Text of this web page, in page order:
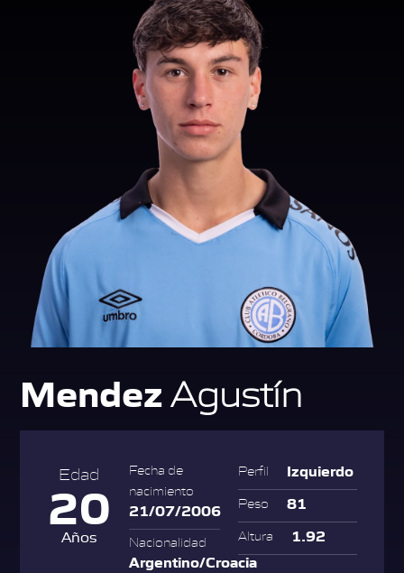
MendezAgustín
Edad
20
Años
Fecha de
nacimiento
21/07/2006
Nacionalidad
Argentino/Croacia
Perfil Izquierdo
Peso 81
Altura 1.92